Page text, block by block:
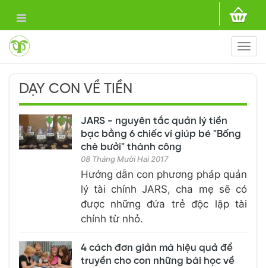
DẠY CON VỀ TIỀN
JARS - nguyên tắc quản lý tiền
bạc bằng 6 chiếc ví giúp bé "Bống
chè bưởi" thành công
08 Tháng Mười Hai 2017
Hướng dẫn con phương pháp quản
lý tài chính JARS, cha mẹ sẽ có
được những đứa trẻ độc lập tài
chính từ nhỏ.
4 cách đơn giản mà hiệu quả để
truyền cho con những bài học về